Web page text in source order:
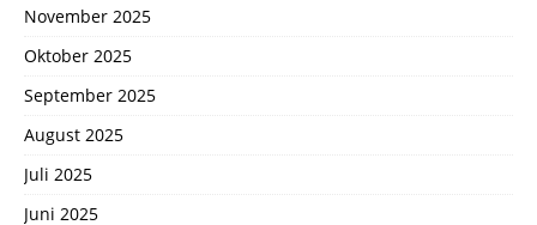
November 2025
Oktober 2025
September 2025
August 2025
Juli 2025
Juni 2025